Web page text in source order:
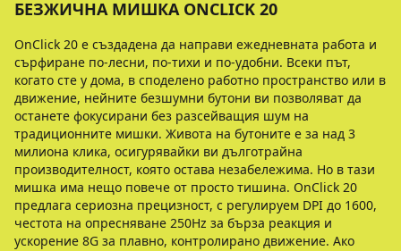
БЕЗЖИЧНА МИШКА ONCLICK 20
OnClick 20 е създадена да направи ежедневната работа и
сърфиране по-лесни, по-тихи и по-удобни. Всеки път,
когато сте у дома, в споделено работно пространство или в
движение, нейните безшумни бутони ви позволяват да
останете фокусирани без разсейващия шум на
традиционните мишки. Живота на бутоните е за над 3
милиона клика, осигурявайки ви дълготрайна
производителност, която остава незабележима. Но в тази
мишка има нещо повече от просто тишина. OnClick 20
предлага сериозна прецизност, с регулируем DPI до 1600,
честота на опресняване 250Hz за бърза реакция и
ускорение 8G за плавно, контролирано движение. Ако